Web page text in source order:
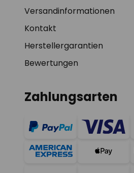
Versandinformationen
Kontakt
Herstellergarantien
Bewertungen
Zahlungsarten